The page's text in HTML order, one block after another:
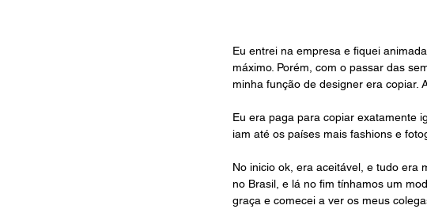
Eu entrei na empresa e fiquei
máximo. Porém, com o passar das
minha função de designer era copiar.
Eu era paga para copiar exatamente
iam até os países mais fashions e
No inicio ok, era aceitável, e tudo era
no Brasil, e lá no fim tínhamos um
graça e comecei a ver os meus